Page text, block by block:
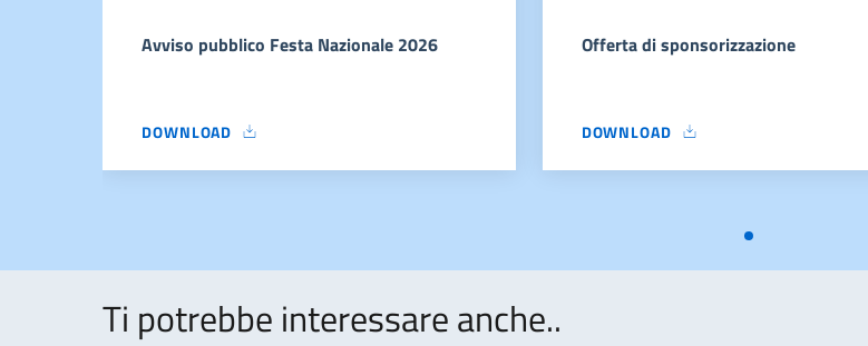
Avviso pubblico Festa Nazionale 2026
DOWNLOAD
AVVISO PUBBLICO FESTA NAZIONALE 2026
Offerta di sponsorizzazione
DOWNLOAD
OFFERTA DI SPONSORIZZAZIONE
Ti potrebbe interessare anche..